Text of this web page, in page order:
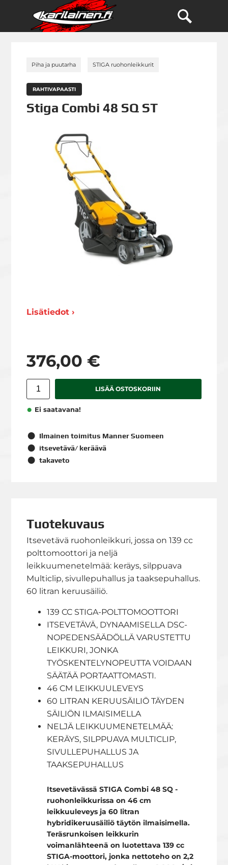
Piha ja puutarha STIGA ruohonleikkurit
RAHTIVAPAASTI
Stiga Combi 48 SQ ST
Lisätiedot ›
376,00 €
LISÄÄ OSTOSKORIIN
Ei saatavana!
Ilmainen toimitus Manner Suomeen
itsevetävä/ keräävä
takaveto
Tuotekuvaus
Itsevetävä ruohonleikkuri, jossa on 139 cc
polttomoottori ja neljä
leikkuumenetelmää: keräys, silppuava
Multiclip, sivullepuhallus ja taaksepuhallus.
60 litran keruusäiliö.
139 CC STIGA-POLTTOMOOTTORI
ITSEVETÄVÄ, DYNAAMISELLA DSC-
NOPEDENSÄÄDÖLLÄ VARUSTETTU
LEIKKURI, JONKA
TYÖSKENTELYNOPEUTTA VOIDAAN
SÄÄTÄÄ PORTAATTOMASTI.
46 CM LEIKKUULEVEYS
60 LITRAN KERUUSÄILIÖ TÄYDEN
SÄILIÖN ILMAISIMELLA
NELJÄ LEIKKUUMENETELMÄÄ:
KERÄYS, SILPPUAVA MULTICLIP,
SIVULLEPUHALLUS JA
TAAKSEPUHALLUS
Itsevetävässä STIGA Combi 48 SQ -
ruohonleikkurissa on 46 cm
leikkuuleveys ja 60 litran
hybridikeruusäiliö täytön ilmaisimella.
Teräsrunkoisen leikkurin
voimanlähteenä on luotettava 139 cc
STIGA-moottori, jonka nettoteho on 2,2